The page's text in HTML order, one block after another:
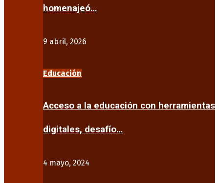
homenajeó…
9 abril, 2026
Educación
Acceso a la educación con herramientas
digitales, desafío…
4 mayo, 2024